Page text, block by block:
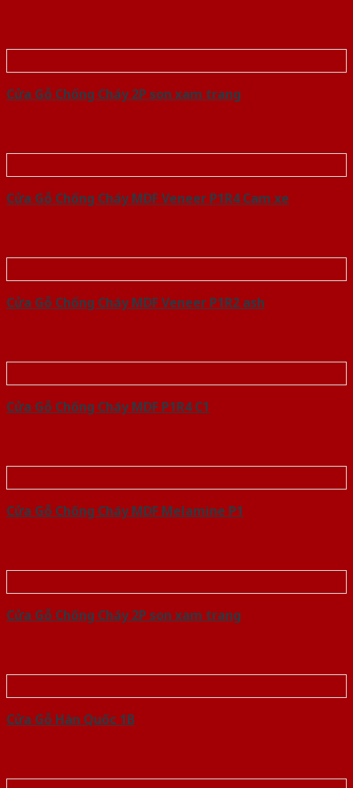
Cửa Gỗ Chống Cháy 2P son xam trang
Cửa Gỗ Chống Cháy MDF Veneer P1R4 Cam xe
Cửa Gỗ Chống Cháy MDF Veneer P1R2 ash
Cửa Gỗ Chống Cháy MDF P1R4 C1
Cửa Gỗ Chống Cháy MDF Melamine P1
Cửa Gỗ Chống Cháy 2P son xam trang
Cửa Gỗ Hàn Quốc 1B